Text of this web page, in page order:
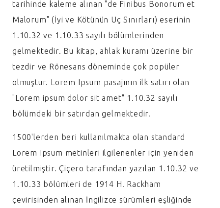
tarihinde kaleme alınan "de Finibus Bonorum et
Malorum" (İyi ve Kötünün Uç Sınırları) eserinin
1.10.32 ve 1.10.33 sayılı bölümlerinden
gelmektedir. Bu kitap, ahlak kuramı üzerine bir
tezdir ve Rönesans döneminde çok popüler
olmuştur. Lorem Ipsum pasajının ilk satırı olan
"Lorem ipsum dolor sit amet" 1.10.32 sayılı
bölümdeki bir satırdan gelmektedir.
1500'lerden beri kullanılmakta olan standard
Lorem Ipsum metinleri ilgilenenler için yeniden
üretilmiştir. Çiçero tarafından yazılan 1.10.32 ve
1.10.33 bölümleri de 1914 H. Rackham
çevirisinden alınan İngilizce sürümleri eşliğinde